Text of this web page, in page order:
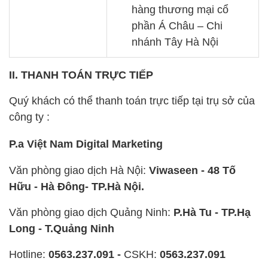
hàng thương mại cổ
phần Á Châu – Chi
nhánh Tây Hà Nội
II. THANH TOÁN TRỰC TIẾP
Quý khách có thể thanh toán trực tiếp tại trụ sở của
công ty :
P.a Việt Nam Digital Marketing
Văn phòng giao dịch Hà Nội: Viwaseen - 48 Tố
Hữu - Hà Đông- TP.Hà Nội.
Văn phòng giao dịch Quảng Ninh: P.Hà Tu - TP.Hạ
Long - T.Quảng Ninh
Hotline: 0563.237.091 - CSKH: 0563.237.091